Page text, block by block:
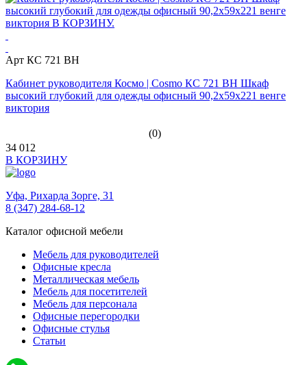
Арт КС 721 ВН
Кабинет руководителя Космо | Cosmo КС 721 ВН Шкаф
высокий глубокий для одежды офисный 90,2х59х221 венге
виктория
(0)
34 012
В КОРЗИНУ
Уфа, Рихарда Зорге, 31
8 (347) 284-68-12
Каталог офисной мебели
Мебель для руководителей
Офисные кресла
Металлическая мебель
Мебель для посетителей
Мебель для персонала
Офисные перегородки
Офисные стулья
Статьи